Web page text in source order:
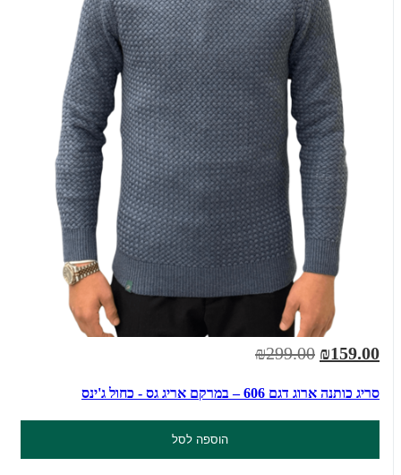
₪159.00
₪299.00
סריג כותנה ארוג דגם 606 – במרקם אריג גס - כחול ג'ינס
הוספה לסל